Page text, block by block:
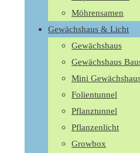
Möhrensamen
Gewächshaus & Licht
Gewächshaus
Gewächshaus
Mini
Folientunnel
Pflanztunnel
Pflanzenlicht
Growbox